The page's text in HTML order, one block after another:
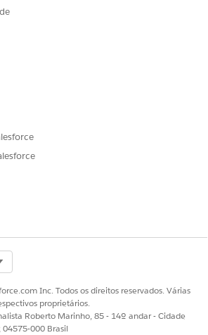
mudará de Sem autoridade
Autoridade pendente novamente.
Inc. Todos os direitos reservados. Várias
proprietários.
Roberto Marinho, 85 - 14º andar - Cidade
04575-000 Brasil